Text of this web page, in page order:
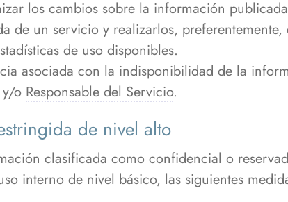
los cambios sobre la información
de un servicio y realizarlos,
de uso disponibles.
asociada con la indisponibilidad de la
y/o Responsable del Servicio.
de nivel alto
clasificada como confidencial o
interno de nivel básico, las siguientes